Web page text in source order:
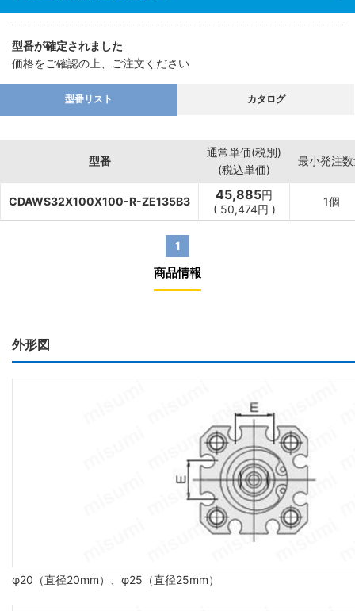
型番が確定されました
価格をご確認の上、ご注文ください
型番リスト カタログ
型番
通常単価(税別)
(税込単価)
最小発注
CDAWS32X100X100-R-ZE135B3 45,885円
( 50,474円 )
1個
1
商品情報
外形図
φ20（直径20mm）、φ25（直径25mm）